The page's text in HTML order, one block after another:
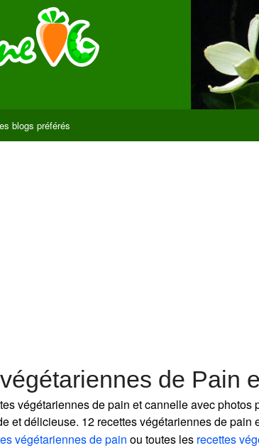
blogs préférés
de Pain
végétariennes de pain et cannelle avec photos
et délicieuse. 12 recettes végétariennes de pain
végétariennes de pain ou toutes les recettes